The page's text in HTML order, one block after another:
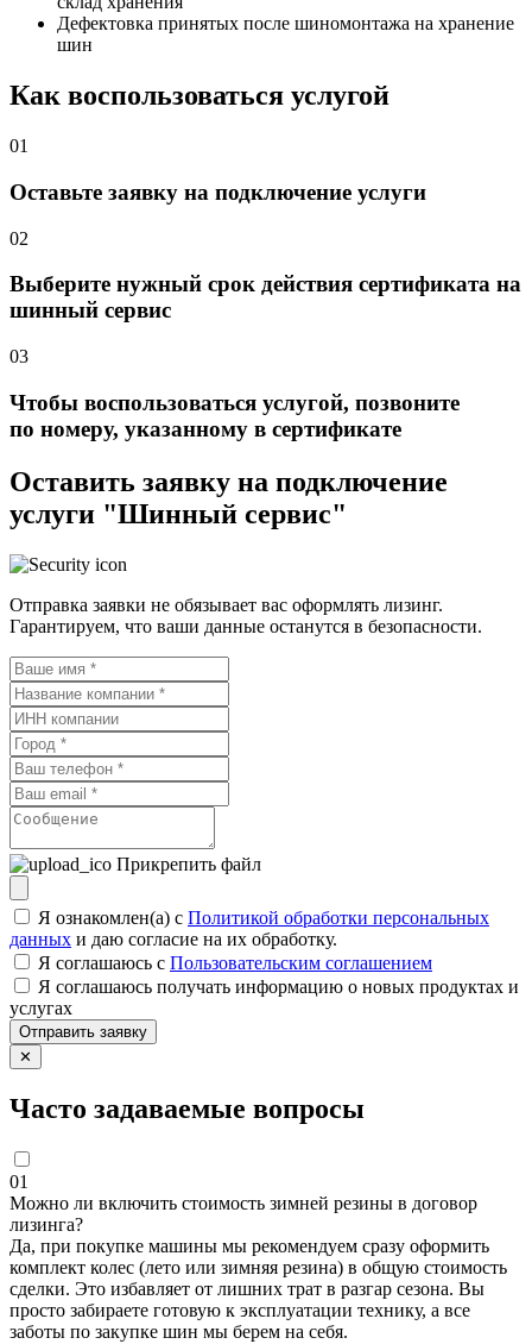
Дефектовка принятых после шиномонтажа на хранение
шин
Как воспользоваться услугой
01
Оставьте заявку на подключение услуги
02
Выберите нужный срок действия сертификата на
шинный сервис
03
Чтобы воспользоваться услугой, позвоните
по номеру, указанному в сертификате
Оставить заявку на подключение
услуги "Шинный сервис"
Отправка заявки не обязывает вас оформлять лизинг.
Гарантируем, что ваши данные останутся в безопасности.
Прикрепить файл
Я ознакомлен(а) с Политикой обработки персональных
данных и даю согласие на их обработку.
Я соглашаюсь c Пользовательским соглашением
Я соглашаюсь получать информацию о новых продуктах и
услугах
Отправить заявку
✕
Часто задаваемые вопросы
01
Можно ли включить стоимость зимней резины в договор
лизинга?
Да, при покупке машины мы рекомендуем сразу оформить
комплект колес (лето или зимняя резина) в общую стоимость
сделки. Это избавляет от лишних трат в разгар сезона. Вы
просто забираете готовую к эксплуатации технику, а все
заботы по закупке шин мы берем на себя.